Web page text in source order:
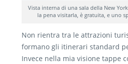
Vista interna di una sala della New
la pena visitarla, è gratuita, e uno
Non rientra tra le attrazioni
formano gli itinerari standard
Invece nella mia visione tappe